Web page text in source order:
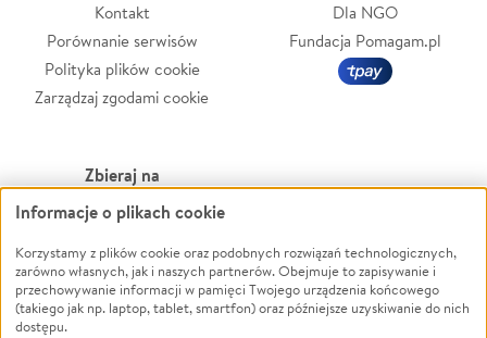
Kontakt
Porównanie serwisów
Polityka plików cookie
Zarządzaj zgodami cookie
Dla NGO
Fundacja Pomagam.pl
Zbieraj na
Leczenie
Zwierzęta
Pożar
Ukraina
Powódź
Wichura
NGO
Informacje o plikach cookie
Korzystamy z plików cookie oraz podobnych rozwiązań technologicznych,
zarówno własnych, jak i naszych partnerów. Obejmuje to zapisywanie i
przechowywanie informacji w pamięci Twojego urządzenia końcowego
(takiego jak np. laptop, tablet, smartfon) oraz późniejsze uzyskiwanie do nich
dostępu.